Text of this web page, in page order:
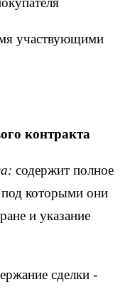
участвующими
контракта
содержит полное
под которыми они
и указание
сделки -